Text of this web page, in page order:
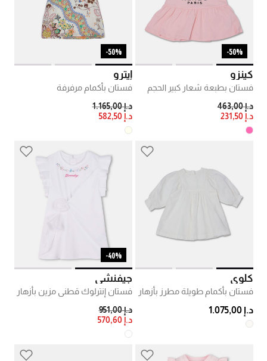
50%-
كينزو
فستان بطبعة شعار كبير الحجم
PRICE REDUCED FROM
د.إ 463,00
TO
د.إ 231,50
50%-
إيترو
فستان بأكمام مرفرفة
PRICE REDUCED FROM
د.إ 1.165,00
TO
د.إ 582,50
كلوي
فستان بأكمام طويلة مطرز بأزهار
د.إ 1.075,00
40%-
جيفنشي
فستان إنترلوك قطني مزين بأزهار
PRICE REDUCED FROM
د.إ 951,00
TO
د.إ 570,60